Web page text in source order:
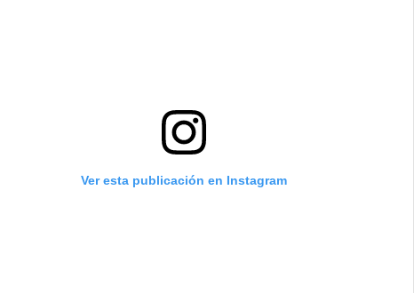
Ver esta publicación en Instagram